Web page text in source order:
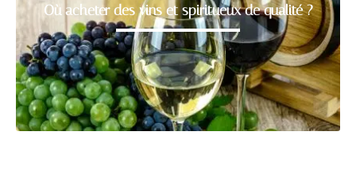
Où acheter des vins et spiritueux de qualité ?